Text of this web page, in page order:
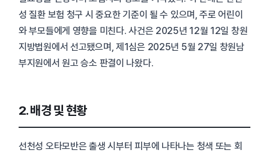
성 질환 보험 청구 시 중요한 기준이 될 수 있으며, 주로 어린이
와 부모들에게 영향을 미친다. 사건은 2025년 12월 12일 창원
지방법원에서 선고됐으며, 제1심은 2025년 5월 27일 창원남
부지원에서 원고 승소 판결이 나왔다.
2. 배경 및 현황
선천성 오타모반은 출생 시부터 피부에 나타나는 청색 또는 회